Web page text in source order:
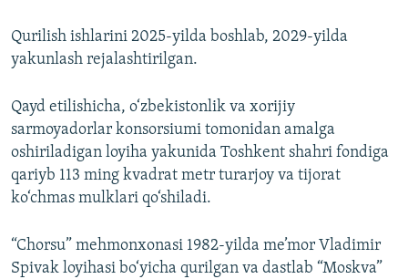
Qurilish ishlarini 2025-yilda boshlab, 2029-yilda
yakunlash rejalashtirilgan.
Qayd etilishicha, o‘zbekistonlik va xorijiy
sarmoyadorlar konsorsiumi tomonidan amalga
oshiriladigan loyiha yakunida Toshkent shahri fondiga
qariyb 113 ming kvadrat metr turarjoy va tijorat
ko‘chmas mulklari qo‘shiladi.
“Chorsu” mehmonxonasi 1982-yilda me’mor Vladimir
Spivak loyihasi bo‘yicha qurilgan va dastlab “Moskva”